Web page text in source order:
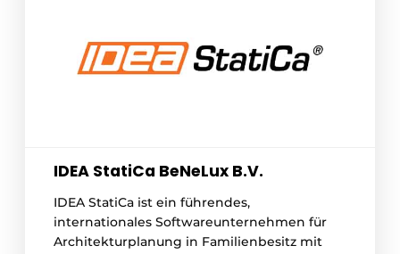
IDEA StatiCa BeNeLux B.V.
IDEA StatiCa ist ein führendes,
internationales Softwareunternehmen für
Architekturplanung in Familienbesitz mit